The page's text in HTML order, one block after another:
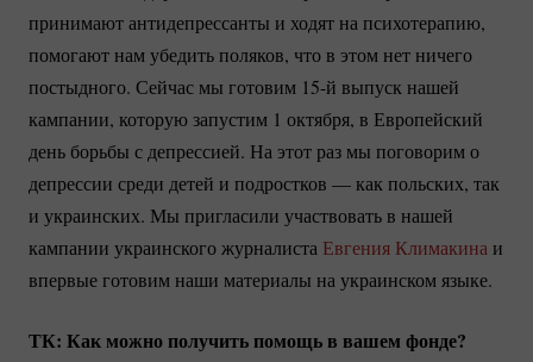
принимают антидепрессанты и ходят на психотерапию,
помогают нам убедить поляков, что в этом нет ничего
постыдного. Сейчас мы готовим 15-й выпуск нашей
кампании, которую запустим 1 октября, в Европейский
день борьбы с депрессией. На этот раз мы поговорим о
депрессии среди детей и подростков — как польских, так
и украинских. Мы пригласили участвовать в нашей
кампании украинского журналиста Евгения Климакина и
впервые готовим наши материалы на украинском языке.
ТК: Как можно получить помощь в вашем фонде?